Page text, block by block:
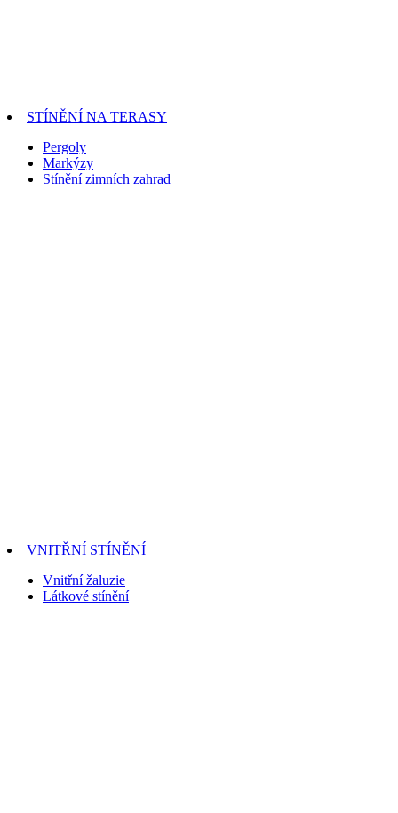
STÍNĚNÍ NA TERASY
Pergoly
Markýzy
Stínění zimních zahrad
VNITŘNÍ STÍNĚNÍ
Vnitřní žaluzie
Látkové stínění